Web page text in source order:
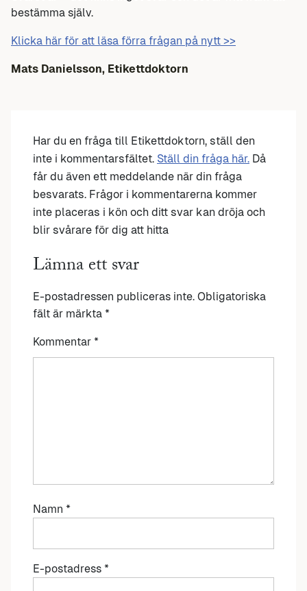
bestämma själv.
Klicka här för att läsa förra frågan på nytt >>
Mats Danielsson, Etikettdoktorn
Har du en fråga till Etikettdoktorn, ställ den
inte i kommentarsfältet. Ställ din fråga här. Då
får du även ett meddelande när din fråga
besvarats. Frågor i kommentarerna kommer
inte placeras i kön och ditt svar kan dröja och
blir svårare för dig att hitta
Lämna ett svar
E-postadressen publiceras inte. Obligatoriska
fält är märkta *
Kommentar *
Namn *
E-postadress *